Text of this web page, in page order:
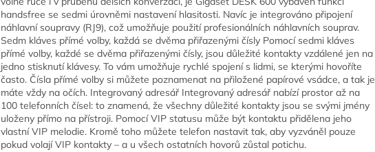
handsfree se sedmi úrovněmi nastavení hlasitosti. Navíc je integrováno připojení
náhlavní soupravy (RJ9), což umožňuje použití profesionálních náhlavních souprav.
Sedm kláves přímé volby, každá se dvěma přiřazenými čísly Pomocí sedmi kláves
přímé volby, každé se dvěma přiřazenými čísly, jsou důležité kontakty vzdálené jen na
jedno stisknutí klávesy. To vám umožňuje rychlé spojení s lidmi, se kterými hovoříte
často. Čísla přímé volby si můžete poznamenat na přiložené papírové vsádce, a tak je
máte vždy na očích. Integrovaný adresář Integrovaný adresář nabízí prostor až na
100 telefonních čísel: to znamená, že všechny důležité kontakty jsou se svými jmény
uloženy přímo na přístroji. Pomocí VIP statusu může být kontaktu přidělena jeho
vlastní VIP melodie. Kromě toho můžete telefon nastavit tak, aby vyzváněl pouze
pokud volají VIP kontakty – a u všech ostatních hovorů zůstal potichu.